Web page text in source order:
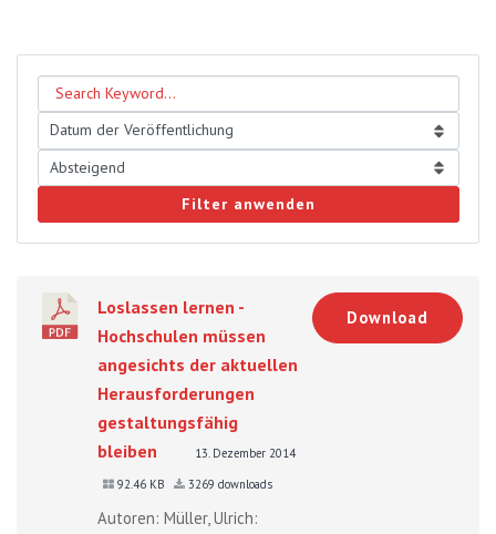
Filter anwenden
Loslassen lernen -
Hochschulen müssen
angesichts der aktuellen
Herausforderungen
gestaltungsfähig
bleiben
13. Dezember 2014
92.46 KB
3269 downloads
Autoren: Müller, Ulrich:
Download